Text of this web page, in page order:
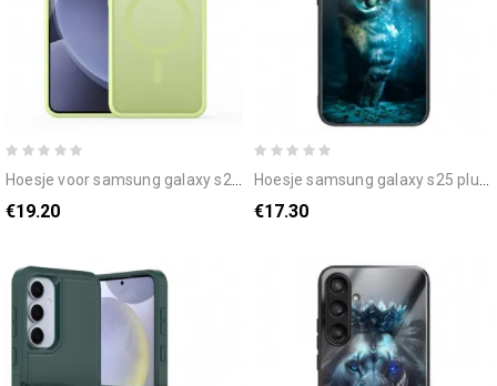
hoesje voor samsung galaxy s25 plus 5g getint yind-serie dux ducis
€19.20
hoesje samsung galaxy s25 plus 5g kat van gehard glas
€17.30